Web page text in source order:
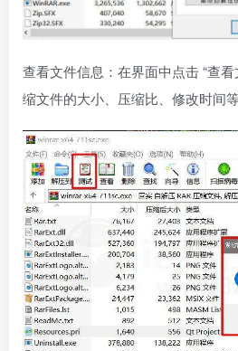
查看文件信息：在界面中点击 “查
缩文件的大小、压缩比、修改时间等